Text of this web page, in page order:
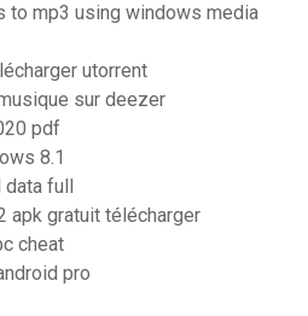
to mp3 using windows media
utorrent
sur deezer
pdf
8.1
full
apk gratuit télécharger
cheat
pro